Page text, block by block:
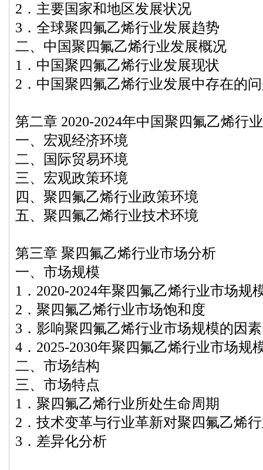
2．主要国家和地区发展状况
3．全球聚四氟乙烯行业发展趋势
二、中国聚四氟乙烯行业发展概况
1．中国聚四氟乙烯行业发展现状
2．中国聚四氟乙烯行业发展中存在的
第二章 2020-2024年中国聚四氟乙烯行
一、宏观经济环境
二、国际贸易环境
三、宏观政策环境
四、聚四氟乙烯行业政策环境
五、聚四氟乙烯行业技术环境
第三章 聚四氟乙烯行业市场分析
一、市场规模
1．2020-2024年聚四氟乙烯行业市场规
2．聚四氟乙烯行业市场饱和度
3．影响聚四氟乙烯行业市场规模的因素
4．2025-2030年聚四氟乙烯行业市场规
二、市场结构
三、市场特点
1．聚四氟乙烯行业所处生命周期
2．技术变革与行业革新对聚四氟乙烯
3．差异化分析